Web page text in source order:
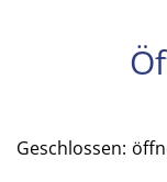
Klicken, um
Geschlossen: